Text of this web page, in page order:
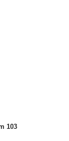
103